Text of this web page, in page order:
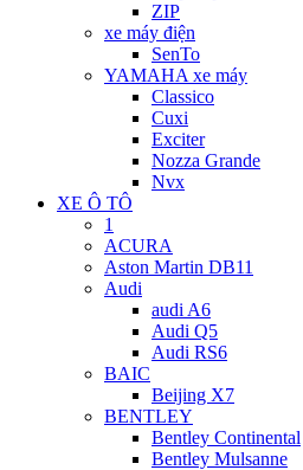
ZIP
xe máy điện
SenTo
YAMAHA xe máy
Classico
Cuxi
Exciter
Nozza Grande
Nvx
XE Ô TÔ
1
ACURA
Aston Martin DB11
Audi
audi A6
Audi Q5
Audi RS6
BAIC
Beijing X7
BENTLEY
Bentley Continental
Bentley Mulsanne